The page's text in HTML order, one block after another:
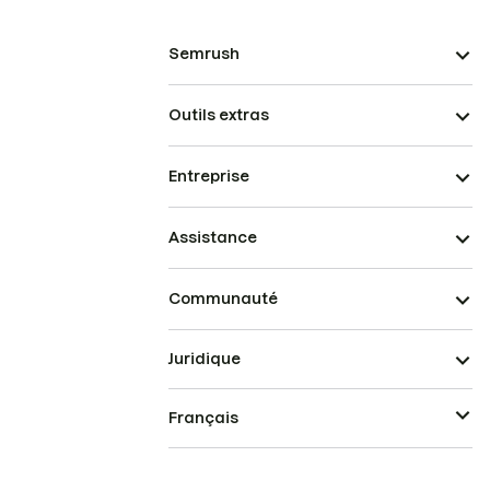
Semrush
Outils extras
Entreprise
Assistance
Communauté
Juridique
Français